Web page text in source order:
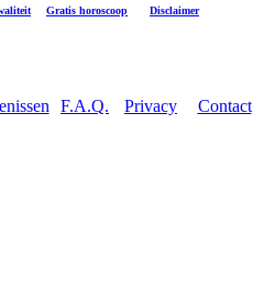
Gratis horoscoop Disclaimer
F.A.Q. Privacy Contact